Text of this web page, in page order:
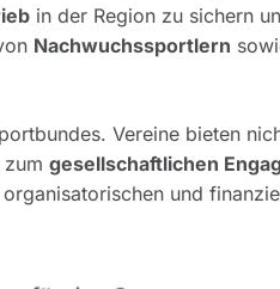
in der Region zu sichern
Nachwuchssportlern
Vereine bieten
zum gesellschaftlichen
und